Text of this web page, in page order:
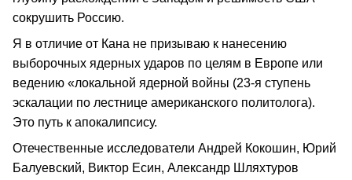
сокрушить Россию.
Я в отличие от Кана не призываю к нанесению
выборочных ядерных ударов по целям в Европе или
ведению «локальной ядерной войны (23-я ступень
эскалации по лестнице американского политолога).
Это путь к апокалипсису.
Отечественные исследователи Андрей Кокошин, Юрий
Балуевский, Виктор Есин, Александр Шляхтуров